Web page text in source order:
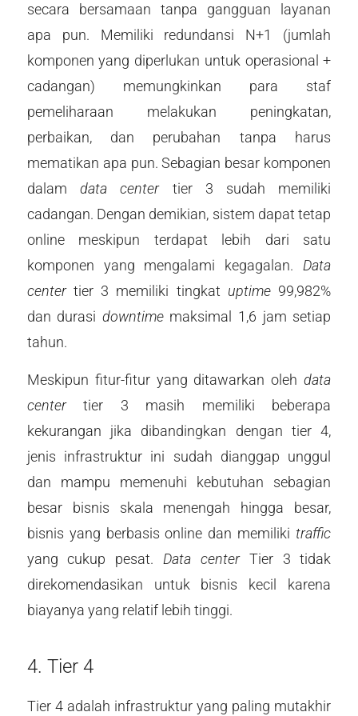
secara bersamaan tanpa gangguan layanan
apa pun. Memiliki redundansi N+1 (jumlah
komponen yang diperlukan untuk operasional +
cadangan) memungkinkan para staf
pemeliharaan melakukan peningkatan,
perbaikan, dan perubahan tanpa harus
mematikan apa pun. Sebagian besar komponen
dalam data centertier 3 sudah memiliki
cadangan. Dengan demikian, sistem dapat tetap
online meskipun terdapat lebih dari satu
komponen yang mengalami kegagalan. Data
centertier 3 memiliki tingkat uptime 99,982%
dan durasi downtimemaksimal 1,6 jam setiap
tahun.
Meskipun fitur-fitur yang ditawarkan olehdata
centertier 3 masih memiliki beberapa
kekurangan jika dibandingkan dengan tier 4,
jenis infrastruktur ini sudah dianggap unggul
dan mampu memenuhi kebutuhan sebagian
besar bisnis skala menengah hingga besar,
bisnis yang berbasis online dan memilikitraffic
yang cukup pesat.Data centerTier 3 tidak
direkomendasikan untuk bisnis kecil karena
biayanya yang relatif lebih tinggi.
4. Tier 4
Tier 4 adalah infrastruktur yang paling mutakhir